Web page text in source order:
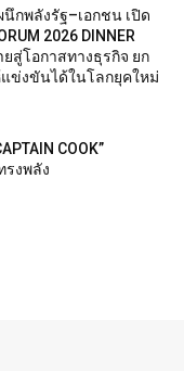
กพลังรัฐ–เอกชน เปิด
2026 DINNER
ยสู่โอกาสทางธุรกิจ ยก
แข่งขันได้ในโลกยุคใหม่
COOK”
รงพลัง